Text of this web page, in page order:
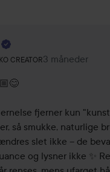
CREATOR
rolle: Lyko Creator.
3 måneder
Kommentaren
fjerner kun
så smukke, naturlige
slet ikke – de
og lysner ikke ✨